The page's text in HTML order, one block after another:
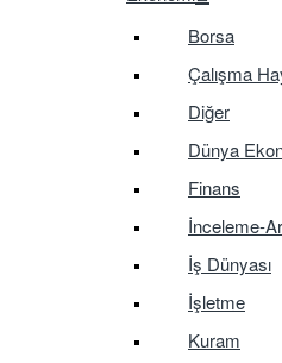
Borsa
Çalışma
Diğer
Dünya
Finans
İnceleme-
İş Dünyası
İşletme
Kuram